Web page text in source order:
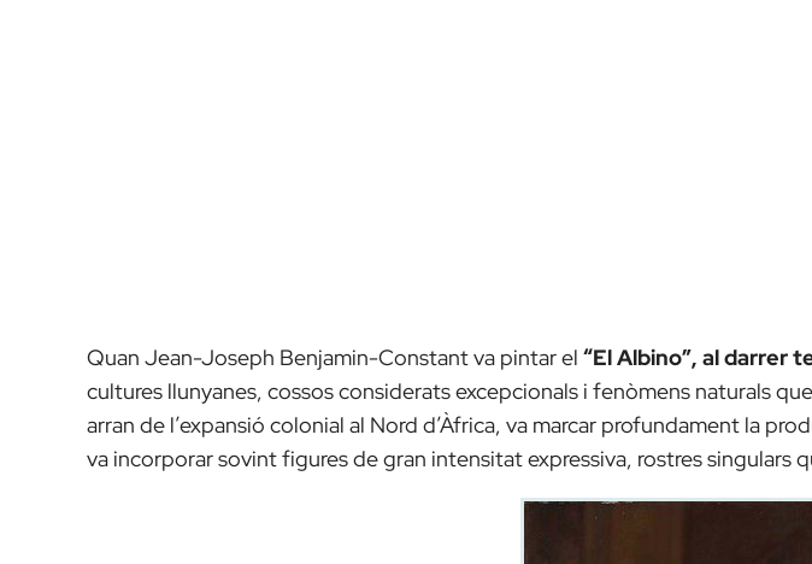
Quan Jean-Joseph Benjamin-Constant va pintar el “El Albino”, al darrer
cultures llunyanes, cossos considerats excepcionals i fenòmens naturals
arran de l’expansió colonial al Nord d’Àfrica, va marcar profundament la
va incorporar sovint figures de gran intensitat expressiva, rostres singulars